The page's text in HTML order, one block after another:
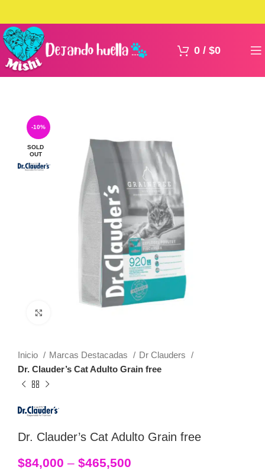
0 / $0
-10%
SOLD
OUT
Inicio Marcas Destacadas
Dr Clauders
Dr. Clauder’s Cat Adulto Grain free
Dr. Clauder’s Cat Adulto Grain free
$84,000 – $465,500